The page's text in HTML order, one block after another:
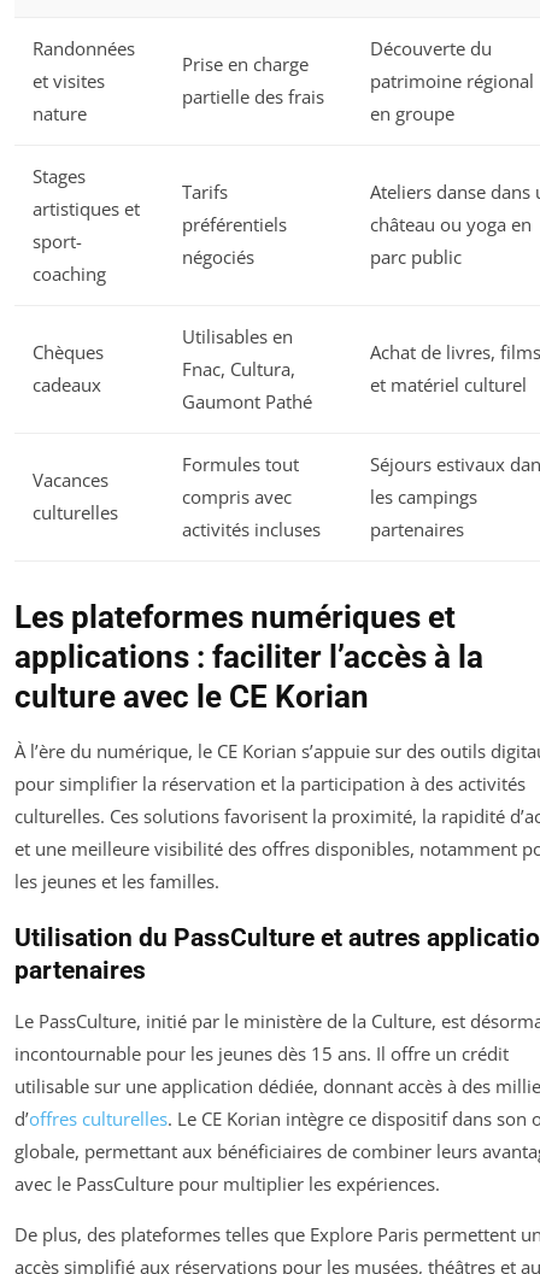
Randonnées
et visites
nature
Prise en charge
partielle des frais
Découverte du
patrimoine régional
en groupe
Stages
artistiques et
sport-
coaching
Tarifs
préférentiels
négociés
Ateliers danse dans
château ou yoga en
parc public
Chèques
cadeaux
Utilisables en
Fnac, Cultura,
Gaumont Pathé
Achat de livres, films
et matériel culturel
Vacances
culturelles
Formules tout
compris avec
activités incluses
Séjours estivaux
les campings
partenaires
Les plateformes numériques et
applications : faciliter l’accès à la
culture avec le CE Korian
À l’ère du numérique, le CE Korian s’appuie sur des outils
pour simplifier la réservation et la participation à des activités
culturelles. Ces solutions favorisent la proximité, la rapidité
et une meilleure visibilité des offres disponibles, notamment
les jeunes et les familles.
Utilisation du PassCulture et autres
partenaires
Le PassCulture, initié par le ministère de la Culture, est
incontournable pour les jeunes dès 15 ans. Il offre un crédit
utilisable sur une application dédiée, donnant accès à des
d’offres culturelles. Le CE Korian intègre ce dispositif dans son
globale, permettant aux bénéficiaires de combiner leurs
avec le PassCulture pour multiplier les expériences.
De plus, des plateformes telles que Explore Paris permettent
accès simplifié aux réservations pour les musées, théâtres et